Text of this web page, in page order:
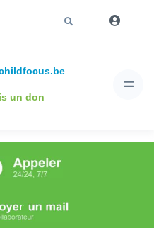
un don